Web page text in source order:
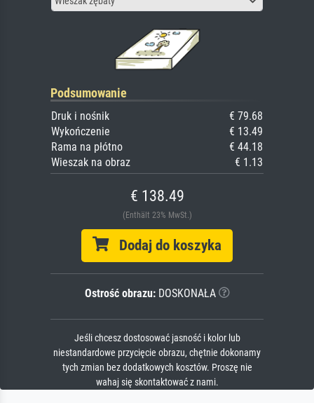
Podsumowanie
Druk i nośnik
€ 79.68
Wykończenie
€ 13.49
Rama na płótno
€ 44.18
Wieszak na obraz
€ 1.13
€ 138.49
(Enthält 23% MwSt.)
Dodaj do koszyka
Ostrość obrazu:DOSKONAŁA
Jeśli chcesz dostosować jasność i kolor lub
niestandardowe przycięcie obrazu, chętnie dokonamy
tych zmian bez dodatkowych kosztów. Proszę nie
wahaj się skontaktować z nami.